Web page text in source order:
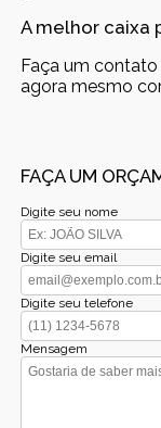
A melhor caixa
Faça um
agora mesmo
FAÇA UM
Digite seu nome
Digite seu email
Digite seu telefone
Mensagem